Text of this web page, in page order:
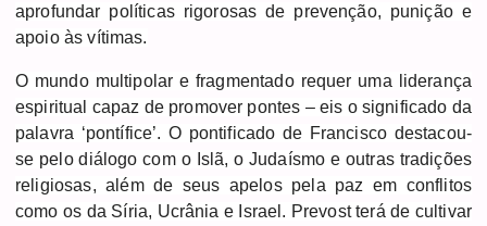
aprofundar políticas rigorosas de prevenção, punição e
apoio às vítimas.
O mundo multipolar e fragmentado requer uma liderança
espiritual capaz de promover pontes – eis o significado da
palavra ‘pontífice’. O pontificado de Francisco destacou-
se pelo diálogo com o Islã, o Judaísmo e outras tradições
religiosas, além de seus apelos pela paz em conflitos
como os da Síria, Ucrânia e Israel. Prevost terá de cultivar